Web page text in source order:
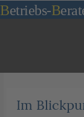
Zum
Inhalt
Betriebs-B
Im